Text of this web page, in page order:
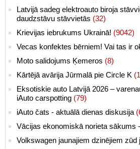
Latvijā sadeg elektroauto biroja
daudzstāvu stāvvietās (32)
Krievijas iebrukums Ukrainā! (9042)
Vecas konfektes bērniem! Vai tas ir
Moto salidojums Ķemeros (8)
Kārtējā avārija Jūrmalā pie Circle K
Eksotiskie auto Latvijā 2026 –
iAuto carspotting (79)
iAuto čats - aktuālā dienas diskusija
Vācijas ekonomiskā norieta sākums
Volkswagen jaunajiem dzinējiem zūd